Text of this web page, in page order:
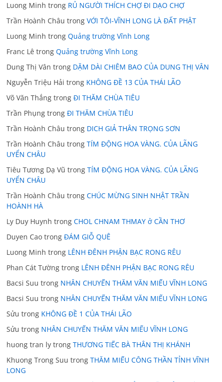
Luong Minh trong RỦ NGƯỜI THÍCH CHỢ ĐI DẠO CHỢ
Trần Hoành Châu trongVỚI TÔI-VĨNH LONG LÀ ĐẤT PHẬT
Luong Minh trongQuảng trường Vĩnh Long
Franc Lê trongQuảng trường Vĩnh Long
Dung Thị Vân trong DẶM DÀI CHIÊM BAO CỦA DUNG THỊ VÂN
Nguyễn Triệu Hải trong KHÔNG ĐỀ 13 CỦA THÁI LÃO
Võ Văn Thắng trongĐI THĂM CHÙA TIÊU
Trần Phụng trongĐI THĂM CHÙA TIÊU
Trần Hoành Châu trong DICH GIẢ THÂN TRỌNG SƠN
Trần Hoành Châu trongTÍM ĐỘNG HOA VÀNG. CỦA LÃNG
UYỂN CHÂU
Tiêu Tương Dạ Vũ trongTÍM ĐỘNG HOA VÀNG. CỦA LÃNG
UYỂN CHÂU
Trần Hoành Châu trongCHÚC MỪNG SINH NHẬT TRẦN
HOÀNH HÀ
Ly Duy Huynh trongCHOL CHNAM THMAY ở CẦN THƠ
Duyen Cao trongĐÁM GIỖ QUÊ
Luong Minh trong LÊNH ĐÊNH PHẬN BẠC RONG RÊU
Phan Cát Tường trong LÊNH ĐÊNH PHẬN BẠC RONG RÊU
Bacsi Suu trong NHÂN CHUYẾN THĂM VĂN MIẾU VĨNH LONG
Bacsi Suu trong NHÂN CHUYẾN THĂM VĂN MIẾU VĨNH LONG
Sửu trong KHÔNG ĐỀ 1 CỦA THÁI LÃO
Sửu trong NHÂN CHUYẾN THĂM VĂN MIẾU VĨNH LONG
huong tran ly trongTHƯƠNG TIẾC BÀ THÂN THỊ KHÁNH
Khuong Trong Suu trongTHĂM MIẾU CÔNG THẦN TỈNH VĨNH
LONG